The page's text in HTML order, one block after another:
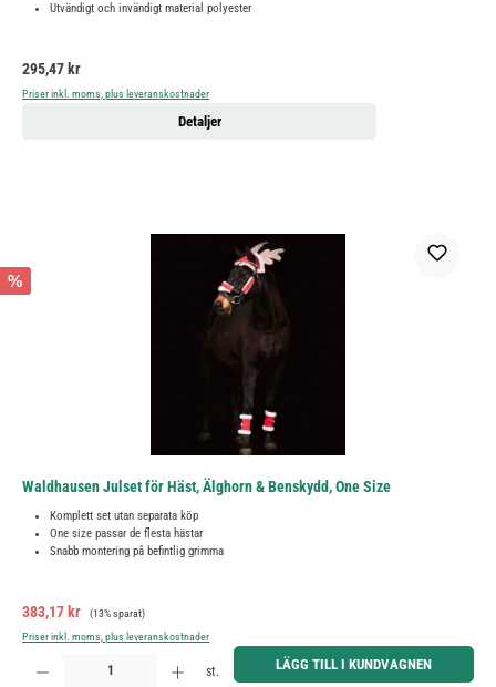
Utvändigt och invändigt material polyester
Ordinarie pris:
295,47 kr
Priser inkl. moms, plus leveranskostnader
Detaljer
%
Waldhausen Julset för Häst, Älghorn & Benskydd, One Size
Komplett set utan separata köp
One size passar de flesta hästar
Snabb montering på befintlig grimma
Försäljningspris:
383,17 kr Ordinarie pris:
(13% sparat)
Priser inkl. moms, plus leveranskostnader
Produktkvantitet: Ange önskat belopp eller använd knapparna för att öka eller minska kvantiteten.
st. LÄGG TILL I KUNDVAGNEN